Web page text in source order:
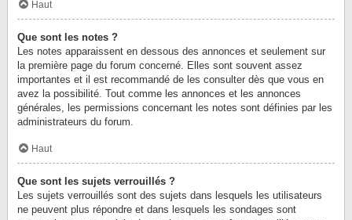
Haut
Que sont les notes ?
Les notes apparaissent en dessous des annonces et seulement sur
la première page du forum concerné. Elles sont souvent assez
importantes et il est recommandé de les consulter dès que vous en
avez la possibilité. Tout comme les annonces et les annonces
générales, les permissions concernant les notes sont définies par les
administrateurs du forum.
Haut
Que sont les sujets verrouillés ?
Les sujets verrouillés sont des sujets dans lesquels les utilisateurs
ne peuvent plus répondre et dans lesquels les sondages sont